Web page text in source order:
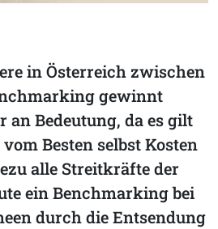
in Österreich zwischen
gewinnt
an Bedeutung, da es gilt
Besten selbst Kosten
alle Streitkräfte der
ein Benchmarking bei
durch die Entsendung